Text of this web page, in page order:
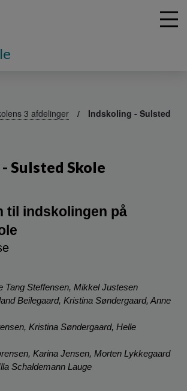
3 afdelinger
Indskoling - Sulsted
Sulsted Skole
til indskolingen på
Tang Steffensen, Mikkel Justesen
Beilegaard, Kristina Søndergaard, Anne
Kristina Søndergaard, Helle
Karina Jensen, Morten Lykkegaard
Schaldemann Lauge